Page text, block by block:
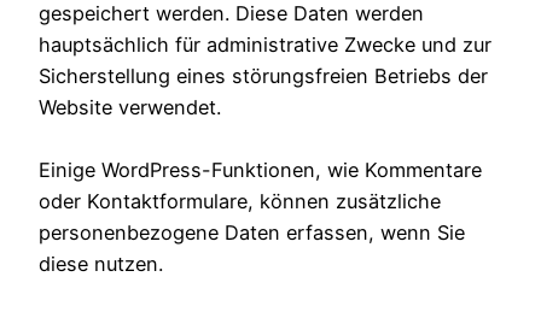
gespeichert werden. Diese Daten werden
hauptsächlich für administrative Zwecke und zur
Sicherstellung eines störungsfreien Betriebs der
Website verwendet.
Einige WordPress-Funktionen, wie Kommentare
oder Kontaktformulare, können zusätzliche
personenbezogene Daten erfassen, wenn Sie
diese nutzen.